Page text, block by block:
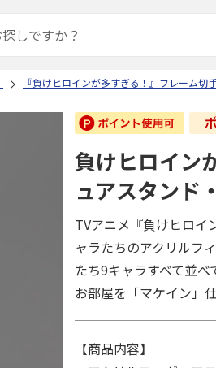
『負けヒロインが多すぎる！』フレーム切
負けヒロイン
ュアスタンド
TVアニメ『負けヒロイ
ャラたちのアクリルフ
たち9キャラすべて並べ
お部屋を「マケイン」
【商品内容】